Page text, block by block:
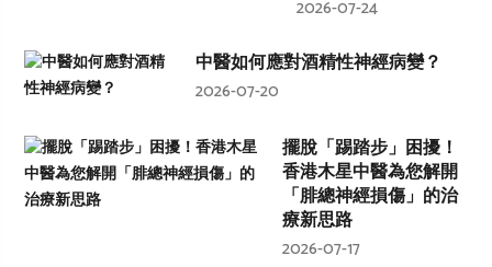
2026-07-24
中醫如何應對酒精性神經病變？
2026-07-20
擺脫「踢踏步」困擾！
香港木星中醫為您解開
「腓總神經損傷」的治
療新思路
2026-07-17